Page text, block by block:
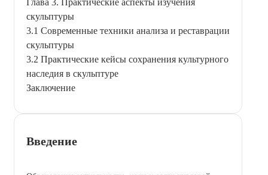
скульптуры
3.1 Современные техники анализа и реставрации
скульптуры
3.2 Практические кейсы сохранения культурного
наследия в скульптуре
Заключение
Введение